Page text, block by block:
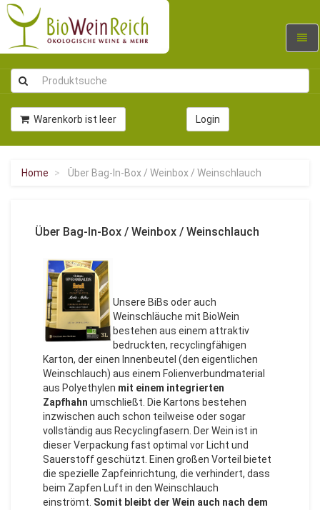
Warenkorb ist leer Login
Home Über Bag-In-Box / Weinbox / Weinschlauch
Über Bag-In-Box / Weinbox / Weinschlauch
Unsere BiBs oder auch
Weinschläuche mit BioWein
bestehen aus einem attraktiv
bedruckten, recyclingfähigen
Karton, der einen Innenbeutel (den eigentlichen
Weinschlauch) aus einem Folienverbundmaterial
aus Polyethylen mit einem integrierten
Zapfhahn umschließt. Die Kartons bestehen
inzwischen auch schon teilweise oder sogar
vollständig aus Recyclingfasern. Der Wein ist in
dieser Verpackung fast optimal vor Licht und
Sauerstoff geschützt. Einen großen Vorteil bietet
die spezielle Zapfeinrichtung, die verhindert, dass
beim Zapfen Luft in den Weinschlauch
einströmt. Somit bleibt der Wein auch nach dem